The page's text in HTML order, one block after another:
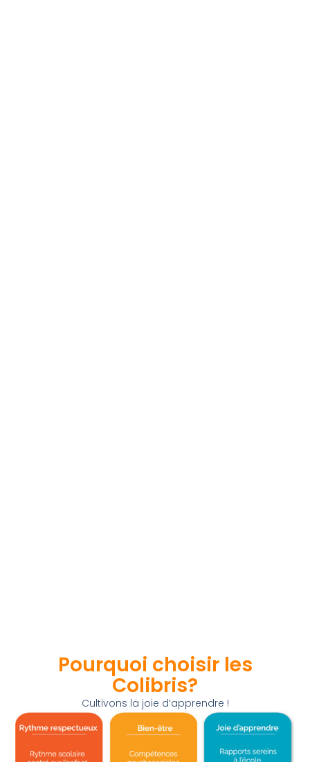
Pourquoi choisir les
Colibris?
Cultivons la joie d’apprendre !